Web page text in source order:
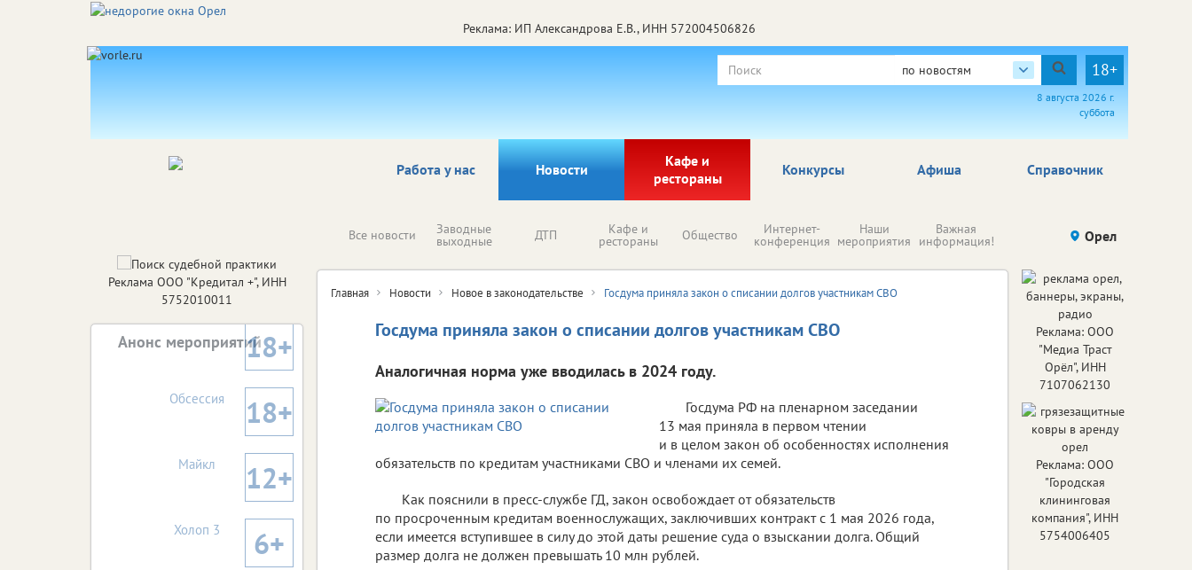
Реклама: ИП Александрова Е.В., ИНН 572004506826
по новостям 18+
8 августа 2026 г.
суббота
Работа у нас Новости
Кафе и
рестораны
Афиша Справочник
Конкурсы
Все новости Заводные
выходные ДТП Кафе и
рестораны Общество Интернет-
конференция
Наши
мероприятия
Важная
информация! Происшествия Здоровье
Орел
Главная Новости Новое в законодательстве Госдума приняла закон о списании долгов участникам СВО
Госдума приняла закон о списании долгов участникам СВО
Аналогичная норма уже вводилась в 2024 году.
Госдума РФ на пленарном заседании
13 мая приняла в первом чтении
и в целом закон об особенностях исполнения
обязательств по кредитам участниками СВО и членами их семей.
Как пояснили в пресс-службе ГД, закон освобождает от обязательств
по просроченным кредитам военнослужащих, заключивших контракт с 1 мая 2026 года,
если имеется вступившее в силу до этой даты решение суда о взыскании долга. Общий
размер долга не должен превышать 10 млн рублей.
Реклама ООО "Кредитал +", ИНН
5752010011
Анонс мероприятий18+
Обсессия 18+
Майкл 12+
Холоп 3 6+
Реклама: ООО
"Медиа Траст
Орёл", ИНН
7107062130
Реклама: ООО
"Городская
клининговая
компания", ИНН
5754006405